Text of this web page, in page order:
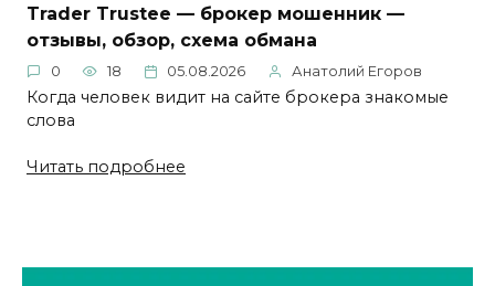
Trader Trustee — брокер мошенник —
отзывы, обзор, схема обмана
0 18 05.08.2026 Анатолий Егоров
Когда человек видит на сайте брокера знакомые
слова
Читать подробнее